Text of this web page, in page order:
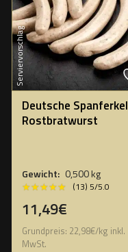
Serviervorschlag
Deutsche Spanferkel
Rostbratwurst
Gewicht: 0,500 kg
★★★★★
★★★★★ (13) 5/5.0
11,49€
Grundpreis: 22,98€/kg inkl.
MwSt.